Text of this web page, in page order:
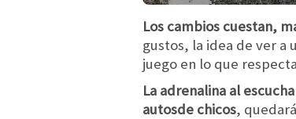
Los cambios cuestan,
gustos, la idea de ver a
juego en lo que
La adrenalina al
autosde chicos,